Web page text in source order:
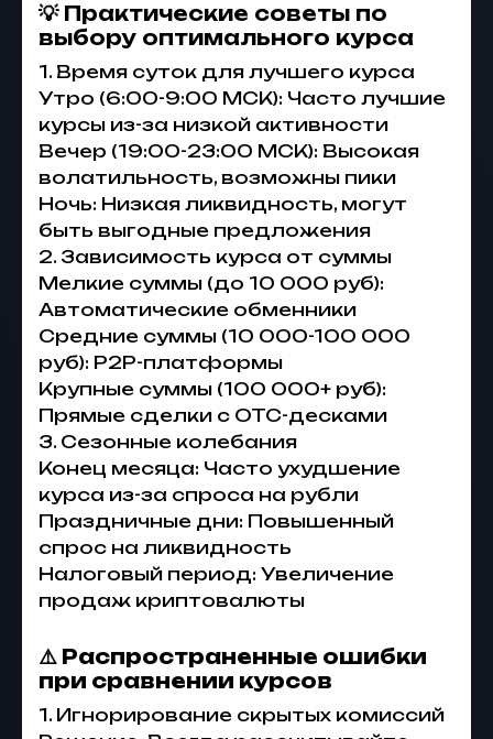
💡 Практические советы по
выбору оптимального курса
1. Время суток для лучшего курса
Утро (6:00-9:00 МСК): Часто лучшие
курсы из-за низкой активности
Вечер (19:00-23:00 МСК): Высокая
волатильность, возможны пики
Ночь: Низкая ликвидность, могут
быть выгодные предложения
2. Зависимость курса от суммы
Мелкие суммы (до 10 000 руб):
Автоматические обменники
Средние суммы (10 000-100 000
руб): P2P-платформы
Крупные суммы (100 000+ руб):
Прямые сделки с OTC-десками
3. Сезонные колебания
Конец месяца: Часто ухудшение
курса из-за спроса на рубли
Праздничные дни: Повышенный
спрос на ликвидность
Налоговый период: Увеличение
продаж криптовалюты
⚠️ Распространенные ошибки
при сравнении курсов
1. Игнорирование скрытых комиссий